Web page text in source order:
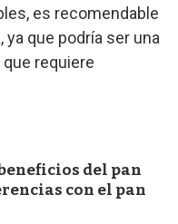
es recomendable
que podría ser una
requiere
del pan
con el pan